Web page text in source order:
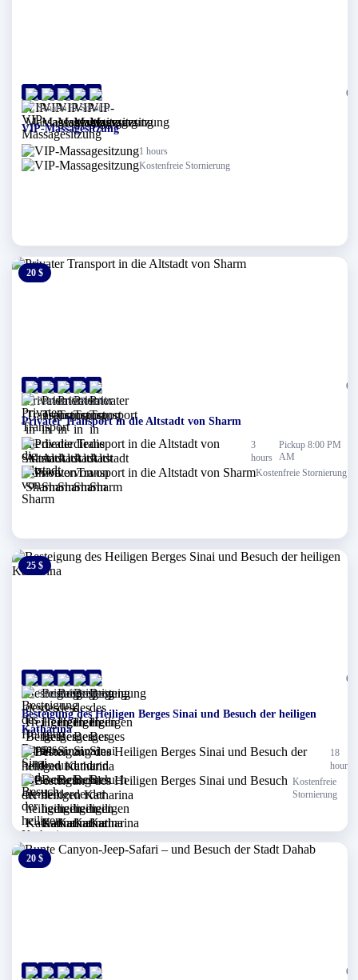
(0)
Scharm El-Scheich
VIP-Massagesitzung
1 hours
Kostenfreie Stornierung
20 $
(0)
Scharm El-Scheich
Privater Transport in die Altstadt von Sharm
3
hours
Pickup 8:00 PM
AM
Kostenfreie Stornierung
25 $ 0 $
(0)
Scharm El-Scheich
Besteigung des Heiligen Berges Sinai und Besuch der heiligen
Katharina
18
hours
Kostenfreie
Stornierung
20 $
(0)